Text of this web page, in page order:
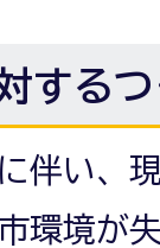
する
伴い、
環境が